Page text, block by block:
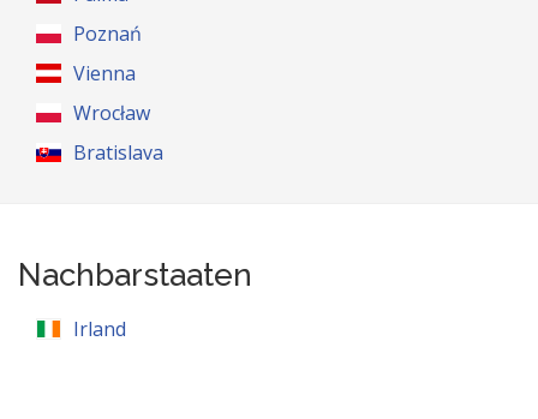
Poznań
Vienna
Wrocław
Bratislava
Nachbarstaaten
Irland